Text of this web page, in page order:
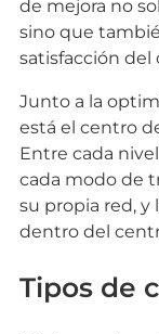
de mejora no
sino que
satisfacción del
Junto a la
está el centro
Entre cada
cada modo de
su propia red, y
dentro del
Tipos de